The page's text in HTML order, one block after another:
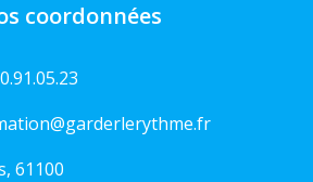
coordonnées
61100